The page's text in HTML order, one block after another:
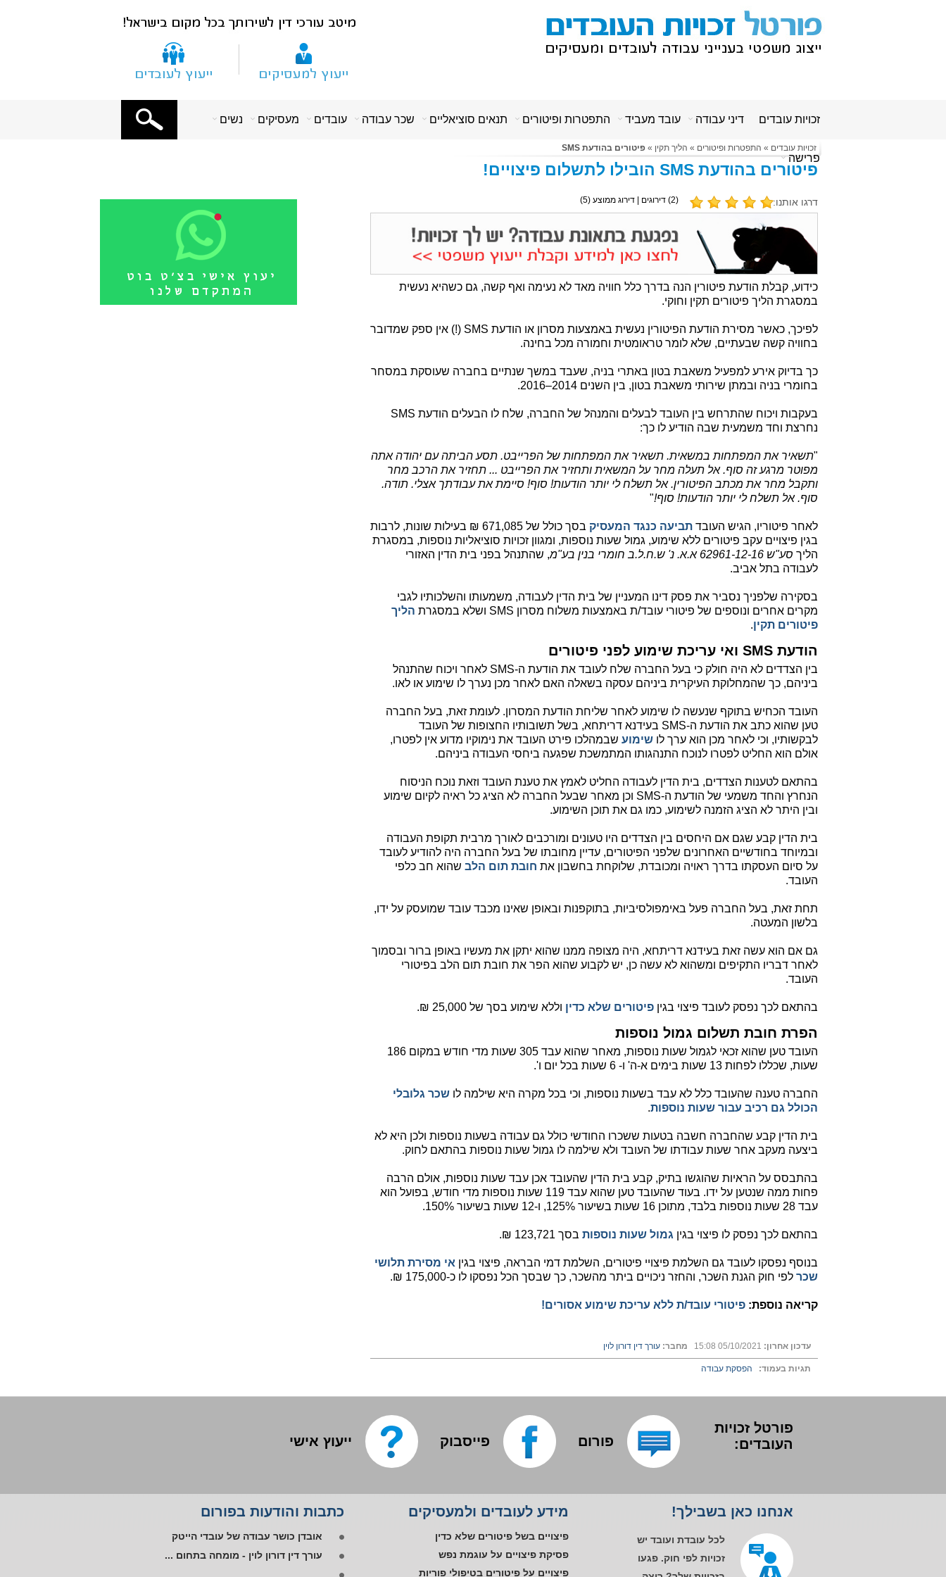
זכויות עובדים דיני עבודה עובד מעביד התפטרות ופיטורים תנאים סוציאליים שכר עבודה עובדים מעסיקים נשים
פרישה
X
זכויות עובדים » התפטרות ופיטורים » הליך תקין » פיטורים בהודעת SMS
פיטורים בהודעת SMS הובילו לתשלום פיצויים!
דרגו אותנו: (
2) דירוגים | דירוג ממוצע (5
)
כידוע, קבלת הודעת פיטורין הנה בדרך כלל חוויה מאד לא נעימה ואף קשה, גם כשהיא נעשית
במסגרת הליך פיטורים תקין וחוקי.
לפיכך, כאשר מסירת הודעת הפיטורין נעשית באמצעות מסרון או הודעת SMS (!) אין ספק שמדובר
בחוויה קשה שבעתיים, שלא לומר טראומטית וחמורה מכל בחינה.
כך בדיוק אירע למפעיל משאבת בטון באתרי בניה, שעבד במשך שנתיים בחברה שעוסקת במסחר
בחומרי בניה ובמתן שירותי משאבת בטון, בין השנים 2014–2016.
בעקבות ויכוח שהתרחש בין העובד לבעלים והמנהל של החברה, שלח לו הבעלים הודעת SMS
נחרצת וחד משמעית שבה הודיע לו כך:
"תשאיר את המפתחות במשאית. תשאיר את המפתחות של הפרייבט. תסע הביתה עם יהודה אתה
מפוטר מרגע זה סוף. אל תעלה מחר על המשאית ותחזיר את הפרייבט ... תחזיר את הרכב מחר
ותקבל מחר את מכתב הפיטורין. אל תשלח לי יותר הודעות! סוף! סיימת את עבודתך אצלי. תודה.
סוף. אל תשלח לי יותר הודעות! סוף!"
לאחר פיטוריו, הגיש העובד תביעה כנגד המעסיק
בסך כולל של 671,085 ₪ בעילות שונות, לרבות
בגין פיצויים עקב פיטורים ללא שימוע, גמול שעות נוספות, ומגוון זכויות סוציאליות נוספות, במסגרת
הליך סע"ש 62961-12-16 א.א. נ' ש.ח.ל.ב חומרי בנין בע"מ
, שהתנהל בפני בית הדין האזורי
לעבודה בתל אביב.
בסקירה שלפניך נסביר את פסק דינו המעניין של בית הדין לעבודה, משמעותו והשלכותיו לגבי
מקרים אחרים ונוספים של פיטורי עובד/ת באמצעות משלוח מסרון SMS ושלא במסגרת
הליך
פיטורים תקין.
הודעת SMS ואי עריכת שימוע לפני פיטורים
בין הצדדים לא היה חולק כי בעל החברה שלח לעובד את הודעת ה-SMS לאחר ויכוח שהתנהל
ביניהם, כך שהמחלוקת העיקרית ביניהם עסקה בשאלה האם לאחר מכן נערך לו שימוע או לאו.
העובד הכחיש בתוקף שנעשה לו שימוע לאחר שליחת הודעת המסרון. לעומת זאת, בעל החברה
טען שהוא כתב את הודעת ה-SMS בעידנא דריתחא, בשל תשובותיו החצופות של העובד
לבקשותיו, וכי לאחר מכן הוא ערך לו שימוע שבמהלכו פירט העובד את נימוקיו מדוע אין לפטרו,
אולם הוא החליט לפטרו לנוכח התנהגותו המתמשכת שפגעה ביחסי העבודה ביניהם.
בהתאם לטענות הצדדים, בית הדין לעבודה החליט לאמץ את טענת העובד וזאת נוכח הניסוח
הנחרץ והחד משמעי של הודעת ה-SMS וכן מאחר שבעל החברה לא הציג כל ראיה לקיום שימוע
ובין היתר לא הציג הזמנה לשימוע, כמו גם את תוכן השימוע.
בית הדין קבע שגם אם היחסים בין הצדדים היו טעונים ומורכבים לאורך מרבית תקופת העבודה
ובמיוחד בחודשיים האחרונים שלפני הפיטורים, עדיין מחובתו של בעל החברה היה להודיע לעובד
על סיום העסקתו בדרך ראויה ומכובדת, שלוקחת בחשבון את חובת תום הלב שהוא חב כלפי
העובד.
תחת זאת, בעל החברה פעל באימפולסיביות, בתוקפנות ובאופן שאינו מכבד עובד שמועסק על ידו,
בלשון המעטה.
גם אם הוא עשה זאת בעידנא דריתחא, היה מצופה ממנו שהוא יתקן את מעשיו באופן ברור ובסמוך
לאחר דבריו התקיפים ומשהוא לא עשה כן, יש לקבוע שהוא הפר את חובת תום הלב בפיטורי
העובד.
בהתאם לכך נפסק לעובד פיצוי בגין פיטורים שלא כדין וללא שימוע בסך של 25,000 ₪.
הפרת חובת תשלום גמול נוספות
העובד טען שהוא זכאי לגמול שעות נוספות, מאחר שהוא עבד 305 שעות מדי חודש במקום 186
שעות, שכללו לפחות 13 שעות בימים א-ה' ו- 6 שעות בכל יום ו'.
החברה טענה שהעובד כלל לא עבד בשעות נוספות, וכי בכל מקרה היא שילמה לו שכר גלובלי
הכולל גם רכיב עבור שעות נוספות.
בית הדין קבע שהחברה חשבה בטעות ששכרו החודשי כולל גם עבודה בשעות נוספות ולכן היא לא
ביצעה מעקב אחר שעות עבודתו של העובד ולא שילמה לו גמול שעות נוספות בהתאם לחוק.
בהתבסס על הראיות שהוגשו בתיק, קבע בית הדין שהעובד אכן עבד שעות נוספות, אולם הרבה
פחות ממה שנטען על ידו. בעוד שהעובד טען שהוא עבד 119 שעות נוספות מדי חודש, בפועל הוא
עבד 28 שעות נוספות בלבד, מתוכן 16 שעות בשיעור 125%, ו-12 שעות בשיעור 150%.
בהתאם לכך נפסק לו פיצוי בגין גמול שעות נוספות בסך 123,721 ₪.
בנוסף נפסקו לעובד גם השלמת פיצויי פיטורים, השלמת דמי הבראה, פיצוי בגין אי מסירת תלושי
שכר לפי חוק הגנת השכר, והחזר ניכויים ביתר מהשכר, כך שבסך הכל נפסקו לו כ-175,000 ₪.
קריאה נוספת: פיטורי עובד/ת ללא עריכת שימוע אסורים!
עדכון אחרון: מחבר: עורך דין דורון לוין
תגיות בעמוד: הפסקת עבודה
פורטל זכויות
העובדים:
פורום פייסבוק ייעוץ אישי
אנחנו כאן בשבילך!
לכל עובדת ועובד יש
זכויות לפי חוק. פגעו
מידע לעובדים ולמעסיקים
פיצויים בשל פיטורים שלא כדין
פסיקת פיצויים על עוגמת נפש
פיצויים על פיטורים בטיפולי פוריות
כתבות והודעות בפורום
אפליית עובד אוטיסט במקום העבודה
פיטורים ללא שימוע בתקופת אי כושר
אובדן כושר עבודה של עובדי הייטק
עורך דין דורון לוין - מומחה בתחום ...